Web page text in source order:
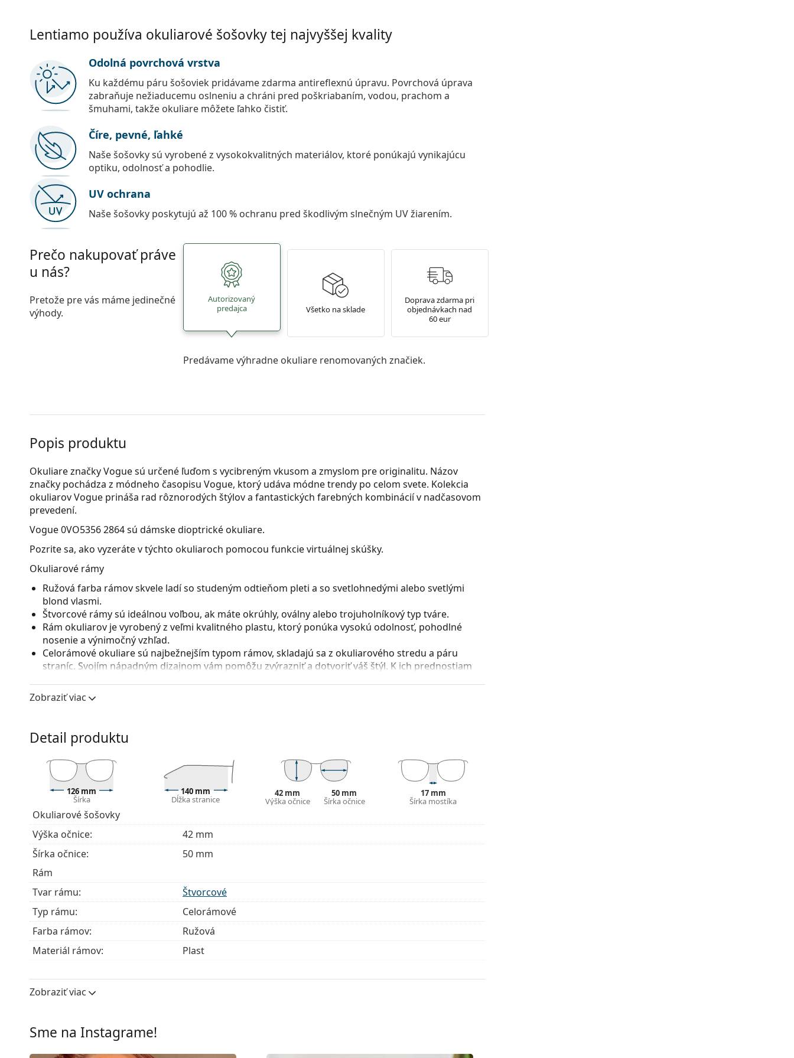
Lentiamo používa okuliarové šošovky tej najvyššej kvality
Odolná povrchová vrstva
Ku každému páru šošoviek pridávame zdarma antireflexnú úpravu. Povrchová úprava
zabraňuje nežiaducemu oslneniu a chráni pred poškriabaním, vodou, prachom a
šmuhami, takže okuliare môžete ľahko čistiť.
Číre, pevné, ľahké
Naše šošovky sú vyrobené z vysokokvalitných materiálov, ktoré ponúkajú vynikajúcu
optiku, odolnosť a pohodlie.
UV ochrana
Naše šošovky poskytujú až 100 % ochranu pred škodlivým slnečným UV žiarením.
Prečo nakupovať práve
u nás?
Pretože pre vás máme jedinečné
výhody.
Autorizovaný
predajca
Všetko na sklade
Doprava zdarma pri
objednávkach nad
60 eur
Predávame výhradne okuliare renomovaných značiek.
Popis produktu
Okuliare značky Vogue sú určené ľuďom s vycibreným vkusom a zmyslom pre originalitu. Názov
značky pochádza z módneho časopisu Vogue, ktorý udáva módne trendy po celom svete. Kolekcia
okuliarov Vogue prináša rad rôznorodých štýlov a fantastických farebných kombinácií v nadčasovom
prevedení.
Vogue 0VO5356 2864sú dámske dioptrické okuliare.
Pozrite sa, ako vyzeráte v týchto okuliaroch pomocou funkcie virtuálnej skúšky.
Okuliarové rámy
Ružová farba rámov skvele ladí so studeným odtieňom pleti a so svetlohnedými alebo svetlými
blond vlasmi.
Štvorcové rámy sú ideálnou voľbou, ak máte okrúhly, oválny alebo trojuholníkový typ tváre.
Rám okuliarov je vyrobený z veľmi kvalitného plastu, ktorý ponúka vysokú odolnosť, pohodlné
nosenie a výnimočný vzhľad.
Celorámové okuliare sú najbežnejším typom rámov, skladajú sa z okuliarového stredu a páru
straníc. Svojím nápadným dizajnom vám pomôžu zvýrazniť a dotvoriť váš štýl. K ich prednostiam
pred poškodením. Tento druh rámu je vhodný pre všetky typy okuliarových šošoviek, vrátane tých
s vyššou optickou mohutnosťou.
Okuliare dodávame s originálnym puzdrom. Farba puzdra a jeho vyhotovenie sa môžu líšiť.
Handrička, ktorá je súčasťou balenia, je ideálna na čistenie a starostlivosť o okuliare. Niektoré
modely môžu namiesto handričky obsahovať textilné vrecko.
Ide o zdravotnícku pomôcku. Pred použitím si prečítajte pokyny.
Zobraziť viac
Detail produktu
126 mm
Šírka
140 mm
Dĺžka stranice
42 mm
Výška očnice
50 mm
Šírka očnice
17 mm
Šírka mostíka
Okuliarové šošovky
Výška očnice:
42 mm
Šírka očnice:
50 mm
Rám
Tvar rámu:
Štvorcové
Typ rámu:
Celorámové
Farba rámov:
Ružová
Materiál rámov:
Plast
Šírka:
Šírka mostíka:
Zobraziť viac
Sme na Instagrame!